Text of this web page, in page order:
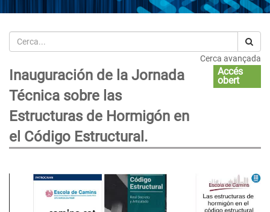
Cerca
Cerca avançada
Inauguración de la Jornada
Técnica sobre las
Estructuras de Hormigón en
el Código Estructural.
Accés
obert